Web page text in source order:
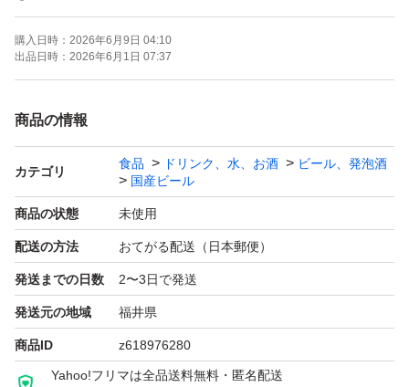
簡易梱包にて発送となります。
購入日時： 2026年6月9日 04:10
出品日時： 2026年6月1日 07:37
商品の情報
カテゴリ
食品 ドリンク、水、お酒
ビール、発泡酒
国産ビール
商品の状態 未使用
配送の方法 おてがる配送（日本郵便）
発送までの日数 2〜3日で発送
発送元の地域 福井県
商品ID z618976280
Yahoo!フリマは全品送料無料・匿名配送